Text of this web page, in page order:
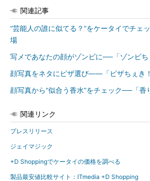
関連記事
“芸能人の誰に似てる？”をケータイでチェ
場
写メであなたの顔がゾンビに──「ゾンビち
顔写真をネタにピザ選び――「ピザちぇき
顔写真から“似合う香水”をチェック──「香
関連リンク
プレスリリース
ジェイマジック
+D Shoppingでケータイの価格を調べる
製品最安値比較サイト：ITmedia +D Shopping